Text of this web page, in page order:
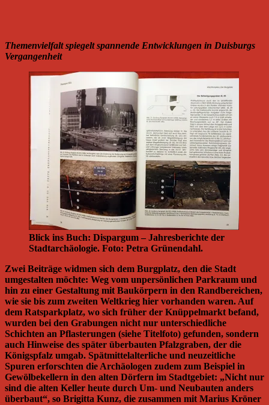
Themenvielfalt spiegelt spannende Entwicklungen in Duisburgs
Vergangenheit
Blick ins Buch: Dispargum – Jahresberichte der
Stadtarchäologie. Foto: Petra Grünendahl.
Zwei Beiträge widmen sich dem Burgplatz, den die Stadt
umgestalten möchte: Weg vom unpersönlichen Parkraum und
hin zu einer Gestaltung mit Baukörpern in den Randbereichen,
wie sie bis zum zweiten Weltkrieg hier vorhanden waren. Auf
dem Ratsparkplatz, wo sich früher der Knüppelmarkt befand,
wurden bei den Grabungen nicht nur unterschiedliche
Schichten an Pflasterungen (siehe Titelfoto) gefunden, sondern
auch Hinweise des später überbauten Pfalzgraben, der die
Königspfalz umgab. Spätmittelalterliche und neuzeitliche
Spuren erforschten die Archäologen zudem zum Beispiel in
Gewölbekellern in den alten Dörfern im Stadtgebiet: „Nicht nur
sind die alten Keller heute durch Um- und Neubauten anders
überbaut“, so Brigitta Kunz, die zusammen mit Marius Kröner